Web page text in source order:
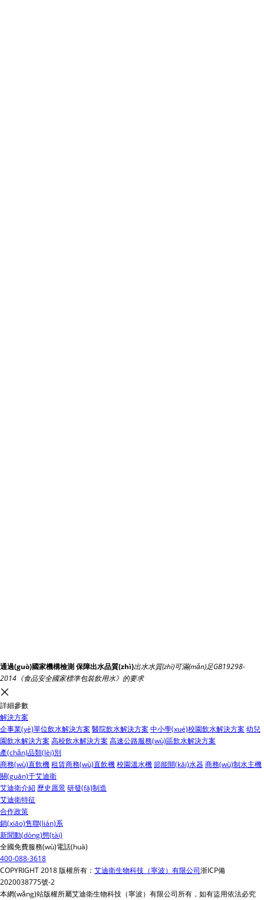
通過(guò)國家機構檢測保障出水品質(zhì)出水水質(zhì)可滿(mǎn)足GB19298-
2014《食品安全國家標準包裝飲用水》的要求
詳細參數
解決方案
企事業(yè)單位飲水解決方案 醫院飲水解決方案 中小學(xué)校園飲水解決方案 幼兒
園飲水解決方案 高校飲水解決方案 高速公路服務(wù)區飲水解決方案
產(chǎn)品類(lèi)別
商務(wù)直飲機租賃商務(wù)直飲機校園溫水機節能開(kāi)水器商務(wù)制水主機
關(guān)于艾迪衛
艾迪衛介紹 歷史愿景研發(fā)制造
艾迪衛特征
合作政策
銷(xiāo)售聯(lián)系
新聞動(dòng)態(tài)
全國免費服務(wù)電話(huà)
400-088-3618
COPYRIGHT 2018 版權所有： 艾迪衛生物科技（寧波）有限公司浙ICP備
2020038775號-2
本網(wǎng)站版權所屬艾迪衛生物科技（寧波）有限公司所有，如有盜用依法必究